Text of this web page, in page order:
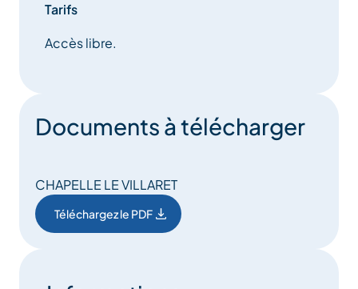
Tarifs
Accès libre.
Documents à télécharger
CHAPELLE LE VILLARET
Téléchargez le PDF